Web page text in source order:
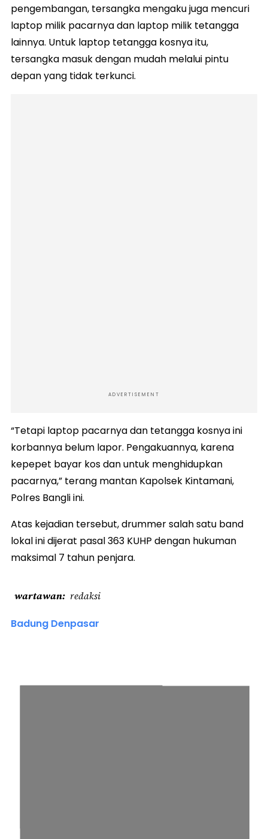
pengembangan, tersangka mengaku juga mencuri
laptop milik pacarnya dan laptop milik tetangga
lainnya. Untuk laptop tetangga kosnya itu,
tersangka masuk dengan mudah melalui pintu
depan yang tidak terkunci.
ADVERTISEMENT
“Tetapi laptop pacarnya dan tetangga kosnya ini
korbannya belum lapor. Pengakuannya, karena
kepepet bayar kos dan untuk menghidupkan
pacarnya,” terang mantan Kapolsek Kintamani,
Polres Bangli ini.
Atas kejadian tersebut, drummer salah satu band
lokal ini dijerat pasal 363 KUHP dengan hukuman
maksimal 7 tahun penjara.
wartawan redaksi
Badung Denpasar